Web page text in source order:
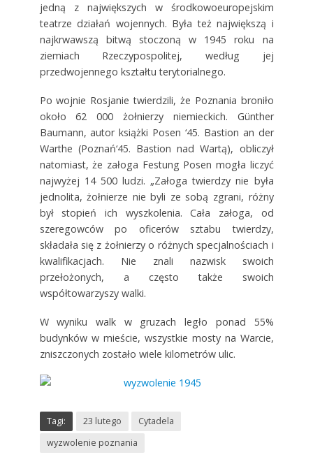
jedną z największych w środkowoeuropejskim
teatrze działań wojennych. Była też największą i
najkrwawszą bitwą stoczoną w 1945 roku na
ziemiach Rzeczypospolitej, według jej
przedwojennego kształtu terytorialnego.
Po wojnie Rosjanie twierdzili, że Poznania broniło
około 62 000 żołnierzy niemieckich. Günther
Baumann, autor książki Posen ‘45. Bastion an der
Warthe (Poznań‘45. Bastion nad Wartą), obliczył
natomiast, że załoga Festung Posen mogła liczyć
najwyżej 14 500 ludzi. „Załoga twierdzy nie była
jednolita, żołnierze nie byli ze sobą zgrani, różny
był stopień ich wyszkolenia. Cała załoga, od
szeregowców po oficerów sztabu twierdzy,
składała się z żołnierzy o różnych specjalnościach i
kwalifikacjach. Nie znali nazwisk swoich
przełożonych, a często także swoich
współtowarzyszy walki.
W wyniku walk w gruzach legło ponad 55%
budynków w mieście, wszystkie mosty na Warcie,
zniszczonych zostało wiele kilometrów ulic.
Tagi: 23 lutego
Cytadela
wyzwolenie poznania